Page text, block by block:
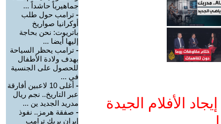
الأفلام الجيدة
جماهيرياً حاشداً ...
- ترامب حول طلب
أوكرانيا صواريخ
باتريوت: نحن بحاجة
إليها أيضا ...
- ترامب يحظر السياحة
بهدف ولادة الأطفال
للحصول على الجنسية
في ...
-
أغلى 10 لاعبين أفارقة
عبر التاريخ.. نجم ريال
مدريد الجديد ين ...
- صفقة هرمز.. نفوذ
إيران يربك ترامب